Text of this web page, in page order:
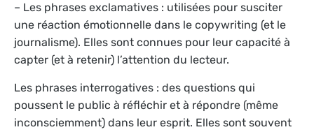
– Les phrases exclamatives : utilisées pour susciter
une réaction émotionnelle dans le copywriting (et le
journalisme). Elles sont connues pour leur capacité à
capter (et à retenir) l’attention du lecteur.
Les phrases interrogatives : des questions qui
poussent le public à réfléchir et à répondre (même
inconsciemment) dans leur esprit. Elles sont souvent